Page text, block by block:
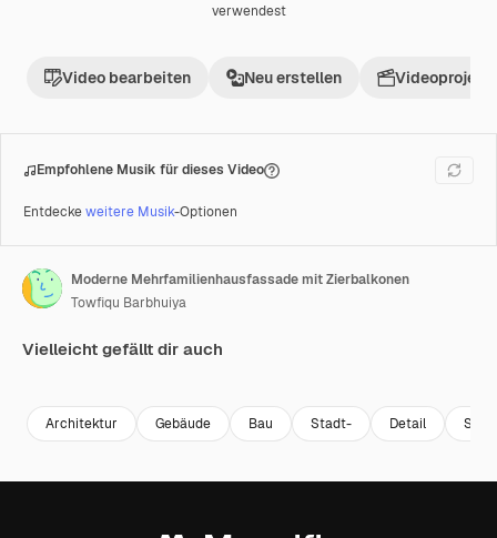
verwendest
Video bearbeiten Neu erstellen Videoprojekt
Empfohlene Musik für dieses Video
Entdeckeweitere Musik-Optionen
Moderne Mehrfamilienhausfassade mit Zierbalkonen
Towfiqu Barbhuiya
Vielleicht gefällt dir auch
Architektur Gebäude Bau Stadt- Detail